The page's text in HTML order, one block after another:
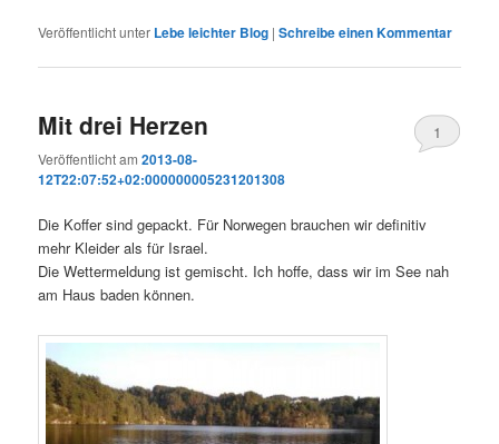
Veröffentlicht unter Lebe leichter Blog |Schreibe einen Kommentar
Mit drei Herzen
Veröffentlicht am2013-08-
12T22:07:52+02:000000005231201308
1
Die Koffer sind gepackt. Für Norwegen brauchen wir definitiv
mehr Kleider als für Israel.
Die Wettermeldung ist gemischt. Ich hoffe, dass wir im See nah
am Haus baden können.